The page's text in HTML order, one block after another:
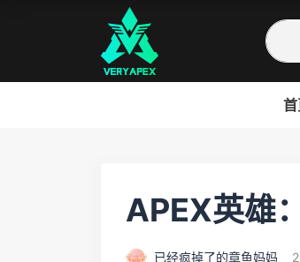
APEX英雄
已经疯掉了的章鱼妈妈